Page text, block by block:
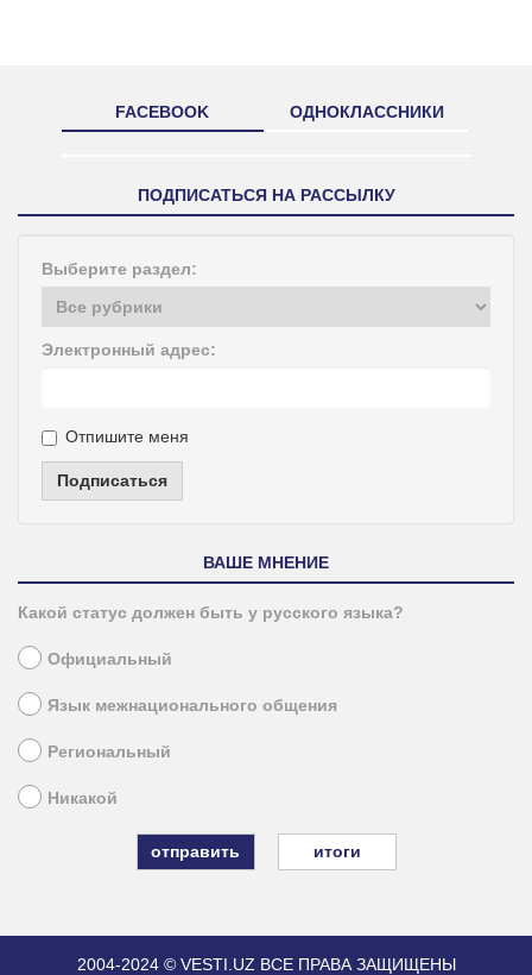
FACEBOOK ОДНОКЛАССНИКИ
ПОДПИСАТЬСЯ НА РАССЫЛКУ
Выберите раздел:
Электронный адрес:
Отпишите меня
Подписаться
ВАШЕ МНЕНИЕ
Какой статус должен быть у русского языка?
Официальный
Язык межнационального общения
Региональный
Никакой
итоги
2004-2024 © VESTI.UZ ВСЕ ПРАВА ЗАЩИЩЕНЫ